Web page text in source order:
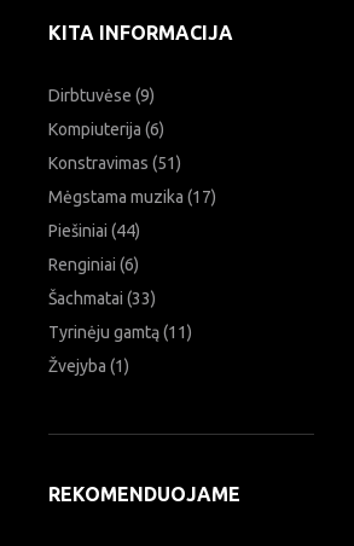
KITA INFORMACIJA
Dirbtuvėse (9)
Kompiuterija (6)
Konstravimas (51)
Mėgstama muzika (17)
Piešiniai (44)
Renginiai (6)
Šachmatai (33)
Tyrinėju gamtą(11)
Žvejyba (1)
REKOMENDUOJAME